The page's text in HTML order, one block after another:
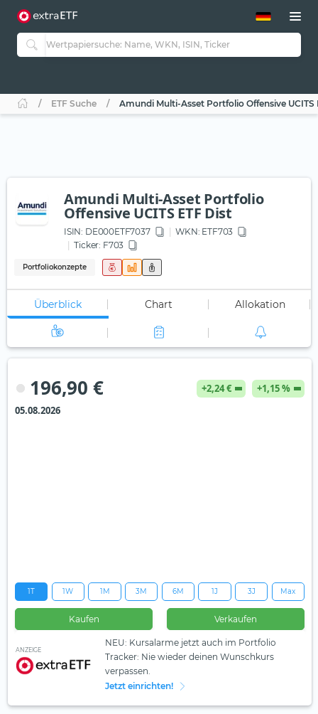
ETF-Guide 2.0
Guide Aktive ETFs
ETF-Sparpläne
ETF Suche Amundi Multi-Asset Portfolio Offensive UCITS
Amundi Multi-Asset Portfolio
Offensive UCITS ETF Dist
ISIN: DE000ETF7037 WKN: ETF703
Ticker: F703
Portfoliokonzepte
Überblick Chart Allokation
196,90 € +2,24 €
+1,15 %
05.08.2026
1T 1W 1M 3M 6M 1J 3J Max
Kaufen Verkaufen
ANZEIGE
NEU: Kursalarme jetzt auch im Portfolio
Tracker: Nie wieder deinen Wunschkurs
verpassen.
Jetzt einrichten!